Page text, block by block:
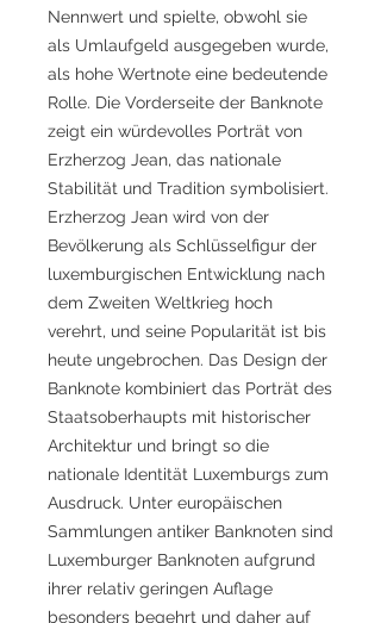
Nennwert und spielte, obwohl sie
als Umlaufgeld ausgegeben wurde,
als hohe Wertnote eine bedeutende
Rolle. Die Vorderseite der Banknote
zeigt ein würdevolles Porträt von
Erzherzog Jean, das nationale
Stabilität und Tradition symbolisiert.
Erzherzog Jean wird von der
Bevölkerung als Schlüsselfigur der
luxemburgischen Entwicklung nach
dem Zweiten Weltkrieg hoch
verehrt, und seine Popularität ist bis
heute ungebrochen. Das Design der
Banknote kombiniert das Porträt des
Staatsoberhaupts mit historischer
Architektur und bringt so die
nationale Identität Luxemburgs zum
Ausdruck. Unter europäischen
Sammlungen antiker Banknoten sind
Luxemburger Banknoten aufgrund
ihrer relativ geringen Auflage
besonders begehrt und daher auf